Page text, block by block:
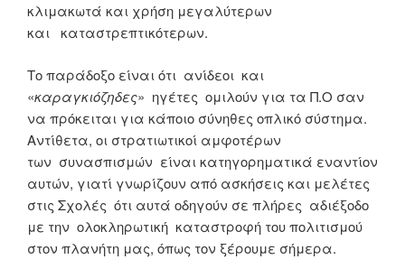
κλιμακωτά και χρήση μεγαλύτερων
και καταστρεπτικότερων.
Το παράδοξο είναι ότι ανίδεοι και
«καραγκιόζηδες» ηγέτες ομιλούν για τα Π.Ο σαν
να πρόκειται για κάποιο σύνηθες οπλικό σύστημα.
Αντίθετα, οι στρατιωτικοί αμφοτέρων
των συνασπισμών είναι κατηγορηματικά εναντίον
αυτών, γιατί γνωρίζουν από ασκήσεις και μελέτες
στις Σχολές ότι αυτά οδηγούν σε πλήρες αδιέξοδο
με την ολοκληρωτική καταστροφή του πολιτισμού
στον πλανήτη μας, όπως τον ξέρουμε σήμερα.